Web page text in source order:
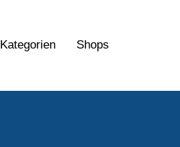
Kategorien Shops